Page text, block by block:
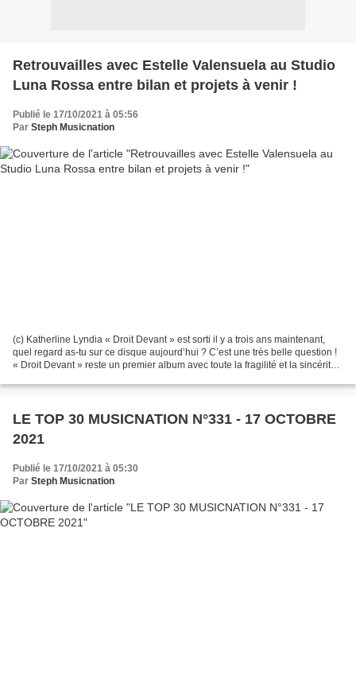
Retrouvailles avec Estelle Valensuela au Studio
Luna Rossa entre bilan et projets à venir !
Publié le 17/10/2021 à 05:56
Par Steph Musicnation
(c) Katherline Lyndia « Droit Devant » est sorti il y a trois ans maintenant,
quel regard as-tu sur ce disque aujourd’hui ? C’est une très belle question !
« Droit Devant » reste un premier album avec toute la fragilité et la sincérité
LE TOP 30 MUSICNATION N°331 - 17 OCTOBRE
2021
Publié le 17/10/2021 à 05:30
Par Steph Musicnation